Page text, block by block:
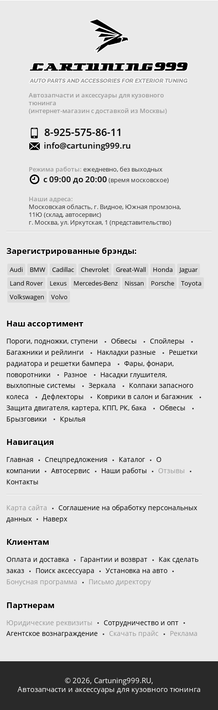
Автозапчасти и аксессуары для кузовного
тюнинга
(интернет-магазин с доставкой из Москвы)
8-925-575-86-11
info@cartuning999.ru
Режима работы: ежедневно, без выходных
с 09:00 до 20:00 (время московское)
Наши адреса:
Московская область, г. Видное, Южная промзона,
11Ю (склад, автосервис)
г. Москва,ул. Иркутская, 1 (представительство)
Зарегистрированные брэнды:
Audi BMW Cadillac Chevrolet Great-Wall Honda
Jaguar
Land Rover
Lexus Mercedes-Benz Nissan Porsche
Toyota
Volkswagen
Volvo
Наш ассортимент
Пороги, подножки, ступени Обвесы
Спойлеры
Багажники и рейлинги
Накладки разные
Решетки
радиатора и решетки бампера
Фары, фонари,
поворотники
Разное
Насадки глушителя,
выхлопные системы
Зеркала
Колпаки запасного
колеса
Дефлекторы
Коврики в салон и багажник
Защита двигателя, картера, КПП, РК, бака
Обвесы
Брызговики
Крылья
Навигация
Главная Спецпредложения Каталог
О
компании
Автосервис Наши работы
Отзывы
Контакты
Карта сайта
Соглашение на обработку персональных
данных
Наверх
Клиентам
Оплата и доставка Гарантии и возврат
Как сделать
заказ
Поиск аксессуара
Установка на авто
Бонусная программа
Письмо директору
Партнерам
Юридические реквизиты
Сотрудничество и опт
Агентское вознаграждение
Скачать прайс Реклама
© 2026, Cartuning999.RU,
Автозапчасти и аксессуары для кузовного тюнинга